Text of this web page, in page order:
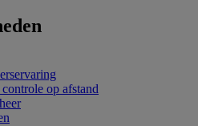
op afstand